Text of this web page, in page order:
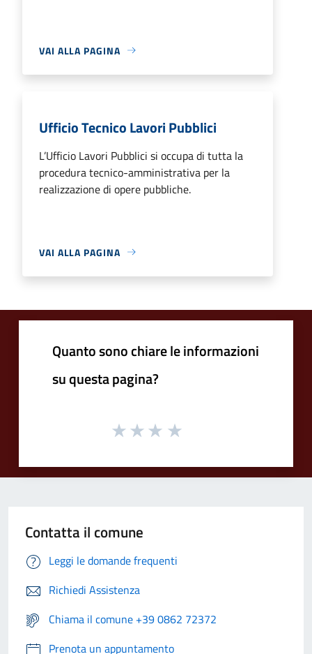
VAI ALLA PAGINA
Ufficio Tecnico Lavori Pubblici
L’Ufficio Lavori Pubblici si occupa di tutta la
procedura tecnico-amministrativa per la
realizzazione di opere pubbliche.
VAI ALLA PAGINA
Quanto sono chiare le informazioni
su questa pagina?
Contatta il comune
Leggi le domande frequenti
Richiedi Assistenza
Chiama il comune +39 0862 72372
Prenota un appuntamento